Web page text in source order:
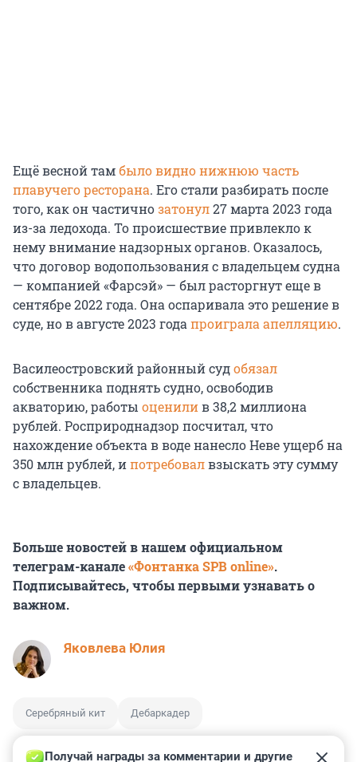
Ещё весной тамбыло видно нижнюю часть
плавучего ресторана. Его стали разбирать после
того, как он частичнозатонул27 марта 2023 года
из-за ледохода. То происшествие привлекло к
нему внимание надзорных органов. Оказалось,
что договор водопользования с владельцем судна
— компанией «Фарсэй» — был расторгнут еще в
сентябре 2022 года. Она оспаривала это решение в
суде, но в августе 2023 года проиграла апелляцию.
Василеостровский районный судобязал
собственника поднять судно, освободив
акваторию, работы оценилив 38,2 миллиона
рублей. Росприроднадзор посчитал, что
нахождение объекта в воде нанесло Неве ущерб на
350 млн рублей, ипотребовалвзыскать эту сумму
с владельцев.
Больше новостей в нашем официальном
телеграм-канале«Фонтанка SPB online».
Подписывайтесь, чтобы первыми узнавать о
важном.
Яковлева Юлия
Серебряный кит Дебаркадер
Получай награды за комментарии и другие